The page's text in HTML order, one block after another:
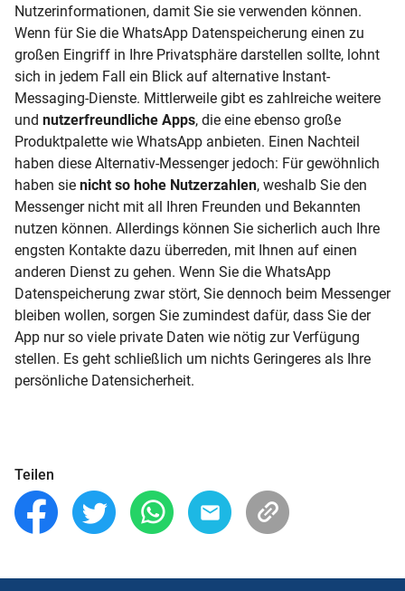
Nutzerinformationen, damit Sie sie verwenden können.
Wenn für Sie die WhatsApp Datenspeicherung einen zu
großen Eingriff in Ihre Privatsphäre darstellen sollte, lohnt
sich in jedem Fall ein Blick auf alternative Instant-
Messaging-Dienste. Mittlerweile gibt es zahlreiche weitere
und nutzerfreundliche Apps, die eine ebenso große
Produktpalette wie WhatsApp anbieten. Einen Nachteil
haben diese Alternativ-Messenger jedoch: Für gewöhnlich
haben sie nicht so hohe Nutzerzahlen, weshalb Sie den
Messenger nicht mit all Ihren Freunden und Bekannten
nutzen können. Allerdings können Sie sicherlich auch Ihre
engsten Kontakte dazu überreden, mit Ihnen auf einen
anderen Dienst zu gehen. Wenn Sie die WhatsApp
Datenspeicherung zwar stört, Sie dennoch beim Messenger
bleiben wollen, sorgen Sie zumindest dafür, dass Sie der
App nur so viele private Daten wie nötig zur Verfügung
stellen. Es geht schließlich um nichts Geringeres als Ihre
persönliche Datensicherheit.
Teilen